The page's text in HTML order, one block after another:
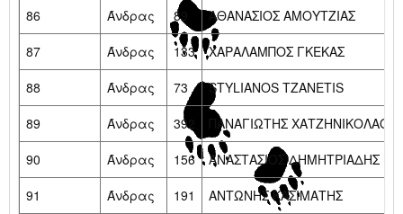
86
Άνδρας 89
ΑΘΑΝΑΣΙΟΣ ΑΜΟΥΤΖΙΑΣ
87
Άνδρας 133
ΧΑΡΑΛΑΜΠΟΣ ΓΚΕΚΑΣ
88
Άνδρας 73
STYLIANOS TZANETIS
89
Άνδρας 392
ΠΑΝΑΓΙΩΤΗΣ ΧΑΤΖΗΝΙΚΟΛΑΟΥ
90
Άνδρας 156
ΑΝΑΣΤΑΣΙΟΣ ΔΗΜΗΤΡΙΑΔΗΣ
91
Άνδρας 191
ΑΝΤΩΝΗΣ ΚΑΣΙΜΑΤΗΣ